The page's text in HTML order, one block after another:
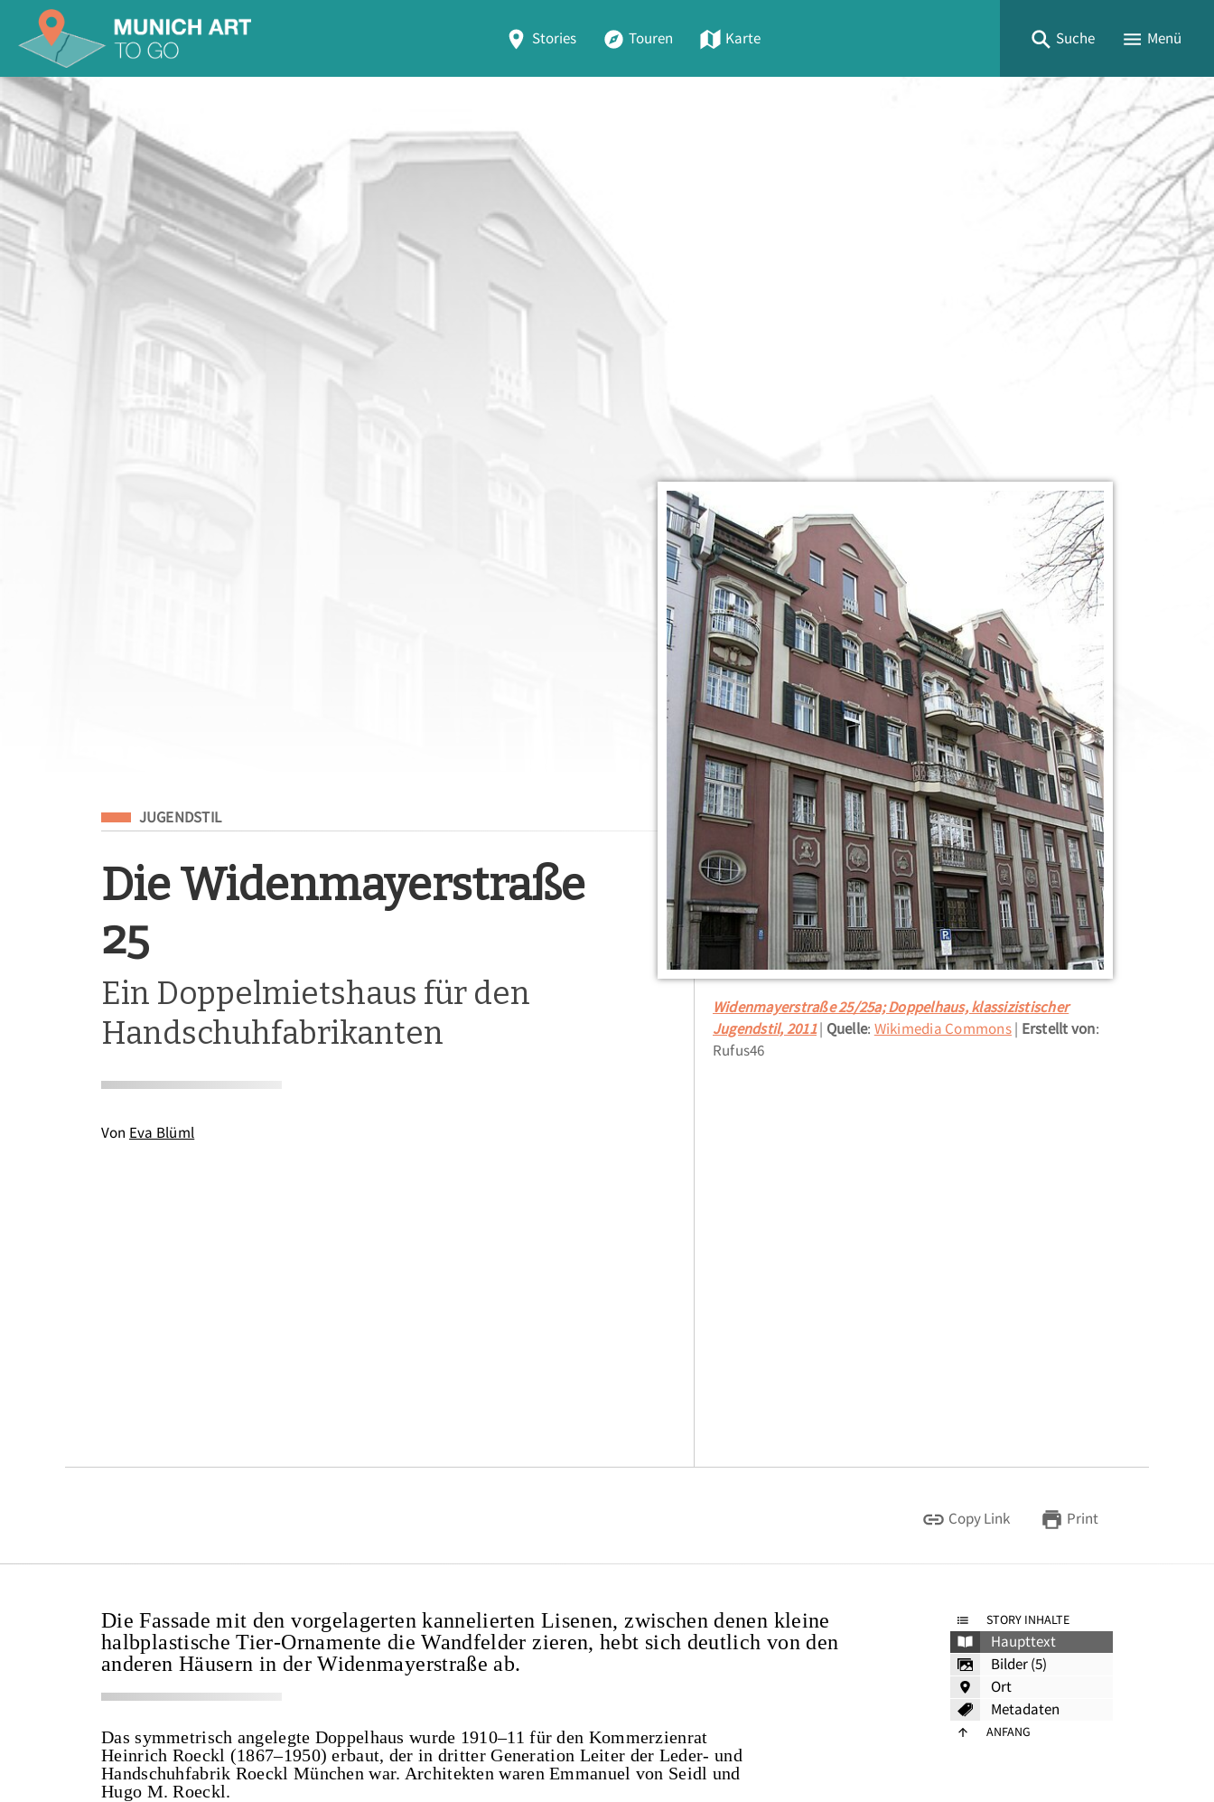
Stories Touren Karte Suche Menü
Eingeordnet unter
JUGENDSTIL
Die Widenmayerstraße
25
Ein Doppelmietshaus für den
Handschuhfabrikanten
Von Eva Blüml
Widenmayerstraße 25/25a; Doppelhaus, klassizistischer
Jugendstil, 2011 Quelle: Wikimedia Commons Erstellt von:
Rufus46
Copy Link Print
STORY INHALTE
Haupttext
Bilder (5)
Ort
Metadaten
ANFANG
Die Fassade mit den vorgelagerten kannelierten Lisenen, zwischen denen kleine
halbplastische Tier-Ornamente die Wandfelder zieren, hebt sich deutlich von den
anderen Häusern in der Widenmayerstraße ab.
Das symmetrisch angelegte Doppelhaus wurde 1910–11 für den Kommerzienrat
Heinrich Roeckl (1867–1950) erbaut, der in dritter Generation Leiter der Leder- und
Handschuhfabrik Roeckl München war. Architekten waren Emmanuel von Seidl und
Hugo M. Roeckl.